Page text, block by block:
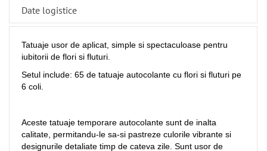
Date logistice
Tatuaje usor de aplicat, simple si spectaculoase pentru
iubitorii de flori si fluturi.
Setul include: 65 de tatuaje autocolante cu flori si fluturi pe
6 coli.
Aceste tatuaje temporare autocolante sunt de inalta
calitate, permitandu-le sa-si pastreze culorile vibrante si
designurile detaliate timp de cateva zile. Sunt usor de